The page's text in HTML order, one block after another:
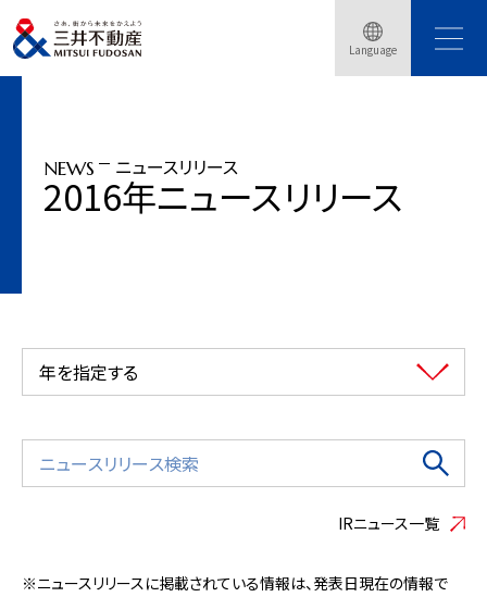
Language
トップページ ニュースリリース
『三井のオフィス』でクリスマスイベントを開催
NEWS ニュースリリース
2016年ニュースリリース
年を指定する
IRニュース一覧
※ニュースリリースに掲載されている情報は、発表日現在の情報で